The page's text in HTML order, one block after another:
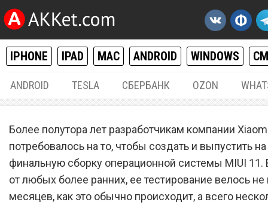
IPHONE IPAD MAC ANDROID WINDOWS
ANDROID TESLA СБЕРБАНК OZON
Xiaomi выпустила
MIUI 11 для 20 моделей
смартфонов
Более полутора лет разработчикам компании
потребовалось на то, чтобы создать и выпустить
финальную сборку операционной системы MIUI 11.
от любых более ранних, ее тестирование велось не
месяцев, как это обычно происходит, а всего